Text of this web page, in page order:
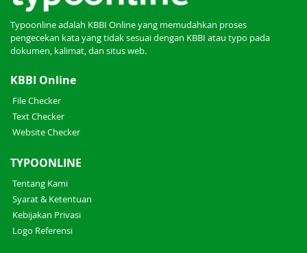
Typoonline adalah KBBI Online yang memudahkan proses
pengecekan kata yang tidak sesuai dengan KBBI atau typo pada
dokumen, kalimat, dan situs web.
KBBI Online
File Checker
Text Checker
Website Checker
TYPOONLINE
Tentang Kami
Syarat & Ketentuan
Kebijakan Privasi
Logo Referensi